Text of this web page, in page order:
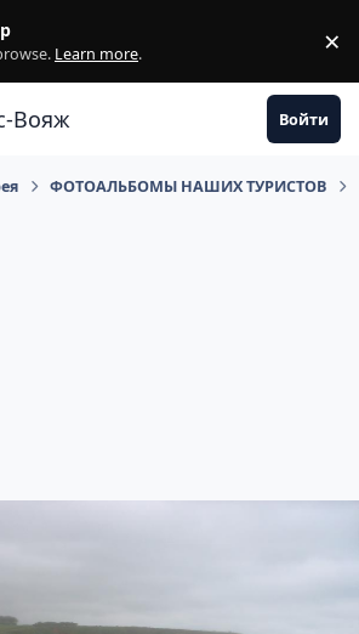
Learn more. ×
Вояж Войти
ФОТОАЛЬБОМЫ НАШИХ ТУРИСТОВ